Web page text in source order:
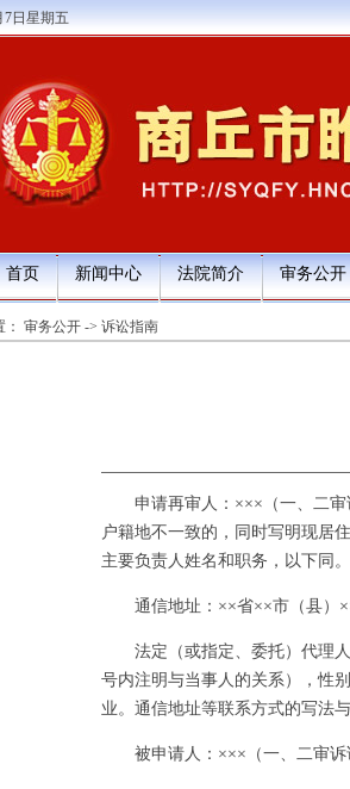
7日星期五
首页 新闻中心 法院简介 审务公开
审务公开 -> 诉讼指南
申请再审人：×××（一、二审
户籍地不一致的，同时写明现居
主要负责人姓名和职务，以下同。
通信地址：××省××市（县）××
法定（或指定、委托）代理人
号内注明与当事人的关系），性
业。通信地址等联系方式的写法
被申请人：×××（一、二审诉